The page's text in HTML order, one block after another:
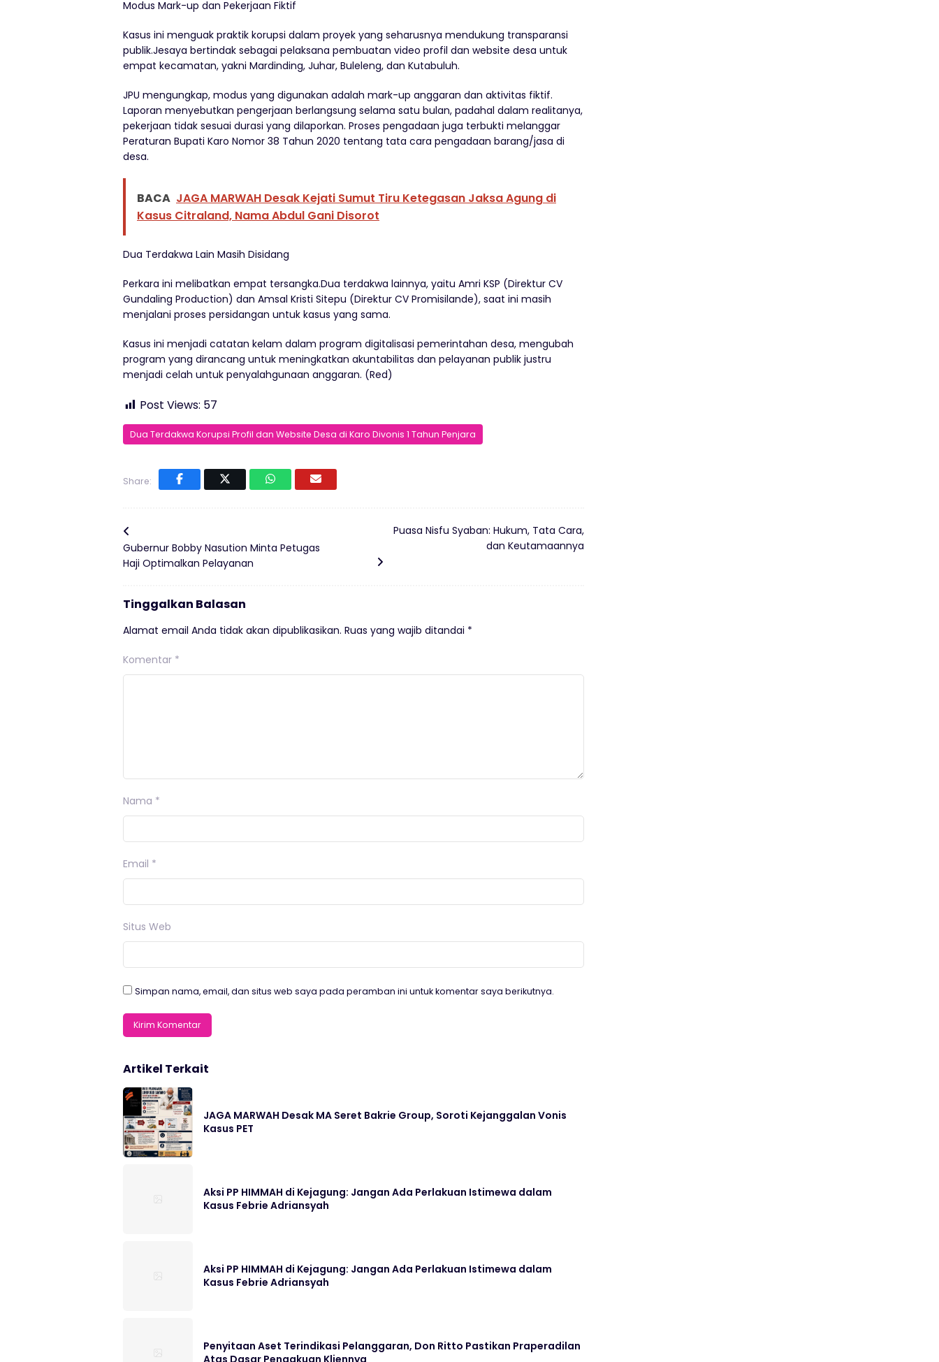
Modus Mark-up dan Pekerjaan Fiktif
Kasus ini menguak praktik korupsi dalam proyek yang seharusnya mendukung transparansi
publik.Jesaya bertindak sebagai pelaksana pembuatan video profil dan website desa untuk
empat kecamatan, yakni Mardinding, Juhar, Buleleng, dan Kutabuluh.
JPU mengungkap, modus yang digunakan adalah mark-up anggaran dan aktivitas fiktif.
Laporan menyebutkan pengerjaan berlangsung selama satu bulan, padahal dalam realitanya,
pekerjaan tidak sesuai durasi yang dilaporkan. Proses pengadaan juga terbukti melanggar
Peraturan Bupati Karo Nomor 38 Tahun 2020 tentang tata cara pengadaan barang/jasa di
desa.
BACA JAGA MARWAH Desak Kejati Sumut Tiru Ketegasan Jaksa Agung di
Kasus Citraland, Nama Abdul Gani Disorot
Dua Terdakwa Lain Masih Disidang
Perkara ini melibatkan empat tersangka.Dua terdakwa lainnya, yaitu Amri KSP (Direktur CV
Gundaling Production) dan Amsal Kristi Sitepu (Direktur CV Promisilande), saat ini masih
menjalani proses persidangan untuk kasus yang sama.
Kasus ini menjadi catatan kelam dalam program digitalisasi pemerintahan desa, mengubah
program yang dirancang untuk meningkatkan akuntabilitas dan pelayanan publik justru
menjadi celah untuk penyalahgunaan anggaran. (Red)
Post Views: 57
Dua Terdakwa Korupsi Profil dan Website Desa di Karo Divonis 1 Tahun Penjara
Share:
Gubernur Bobby Nasution Minta Petugas
Haji Optimalkan Pelayanan
Puasa Nisfu Syaban: Hukum, Tata Cara,
dan Keutamaannya
Tinggalkan Balasan
Alamat email Anda tidak akan dipublikasikan. Ruas yang wajib ditandai *
Komentar *
Nama *
Email *
Situs Web
Simpan nama, email, dan situs web saya pada peramban ini untuk komentar saya berikutnya.
Artikel Terkait
JAGA MARWAH Desak MA Seret Bakrie Group, Soroti Kejanggalan Vonis
Kasus PET
Aksi PP HIMMAH di Kejagung: Jangan Ada Perlakuan Istimewa dalam
Kasus Febrie Adriansyah
Aksi PP HIMMAH di Kejagung: Jangan Ada Perlakuan Istimewa dalam
Kasus Febrie Adriansyah
Penyitaan Aset Terindikasi Pelanggaran, Don Ritto Pastikan Praperadilan
Atas Dasar Pengakuan Kliennya